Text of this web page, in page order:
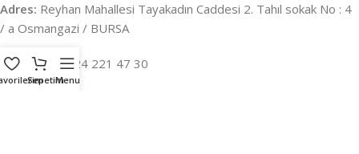
Adres: Reyhan Mahallesi Tayakadın Caddesi 2. Tahıl sokak No : 4
/ a Osmangazi / BURSA
İLETİŞİM : 0224 221 47 30
SepetimMenu